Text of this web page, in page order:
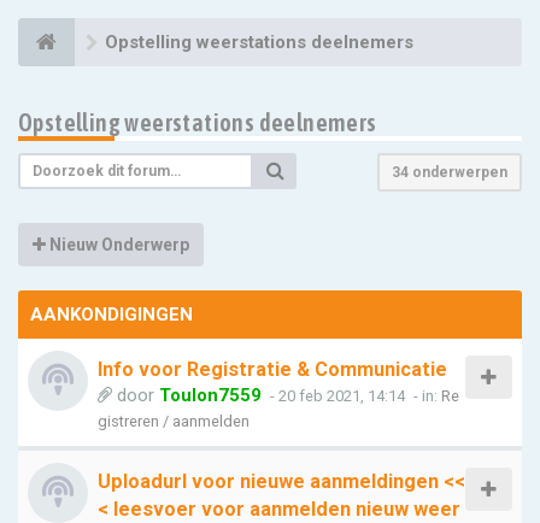
Opstelling weerstations deelnemers
Opstelling weerstations deelnemers
34 onderwerpen
Nieuw Onderwerp
AANKONDIGINGEN
Info voor Registratie & Communicatie
door Toulon7559 - 20 feb 2021, 14:14 - in: Re
gistreren / aanmelden
Uploadurl voor nieuwe aanmeldingen <<
< leesvoer voor aanmelden nieuw weer